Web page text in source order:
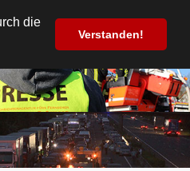
die
Verstanden!